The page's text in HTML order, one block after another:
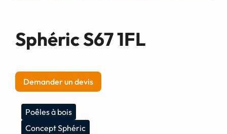
Sphéric S67 1FL
Demander un devis
Poêles à bois
Concept Sphéric